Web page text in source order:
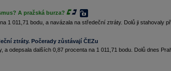
A pražská burza?
1 011,71 bodu, a navázala na středeční ztráty. Dolů ji stahovaly
ztráty. Počerady zůstávají ČEZu
odepsala dalších 0,87 procenta na 1 011,71 bodu. Dolů dnes